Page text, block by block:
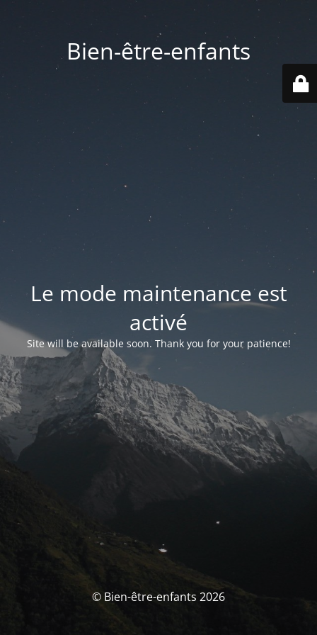
Bien-être-enfants
Le mode maintenance est
activé
Site will be available soon. Thank you for your patience!
© Bien-être-enfants 2026